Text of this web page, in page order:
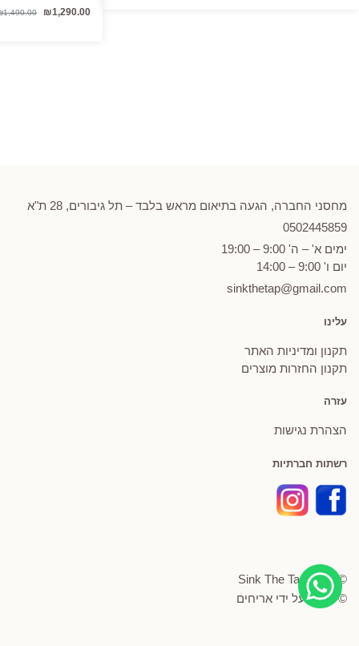
1,490.00 ₪1,290.00
מחסני החברה, הגעה בתיאום מראש בלבד – תל גיבורים, 28 ת"א
0502445859
ימים א' – ה' 9:00 – 19:00
יום ו' 9:00 – 14:00
sinkthetap@gmail.com
עלינו
תקנון ומדיניות האתר
תקנון החזרות מוצרים
עזרה
הצהרת נגישות
רשתות חברתיות
© Sink The Tap 2026
© פותח על ידי אריחים